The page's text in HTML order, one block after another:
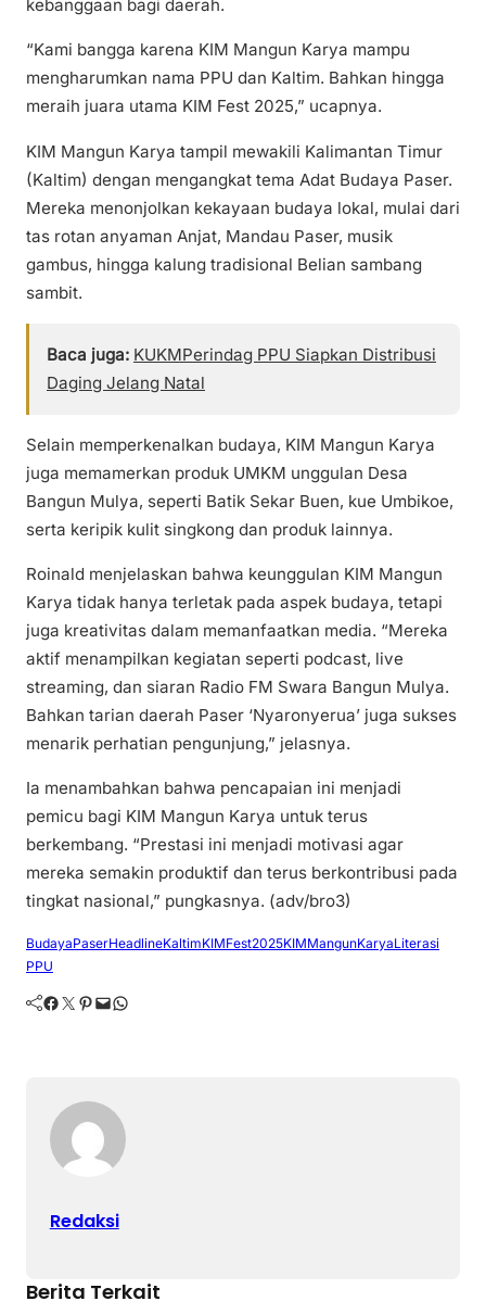
kebanggaan bagi daerah.
“Kami bangga karena KIM Mangun Karya mampu
mengharumkan nama PPU dan Kaltim. Bahkan hingga
meraih juara utama KIM Fest 2025,” ucapnya.
KIM Mangun Karya tampil mewakili Kalimantan Timur
(Kaltim) dengan mengangkat tema Adat Budaya Paser.
Mereka menonjolkan kekayaan budaya lokal, mulai dari
tas rotan anyaman Anjat, Mandau Paser, musik
gambus, hingga kalung tradisional Belian sambang
sambit.
Baca juga: KUKMPerindag PPU Siapkan Distribusi
Daging Jelang Natal
Selain memperkenalkan budaya, KIM Mangun Karya
juga memamerkan produk UMKM unggulan Desa
Bangun Mulya, seperti Batik Sekar Buen, kue Umbikoe,
serta keripik kulit singkong dan produk lainnya.
Roinald menjelaskan bahwa keunggulan KIM Mangun
Karya tidak hanya terletak pada aspek budaya, tetapi
juga kreativitas dalam memanfaatkan media. “Mereka
aktif menampilkan kegiatan seperti podcast, live
streaming, dan siaran Radio FM Swara Bangun Mulya.
Bahkan tarian daerah Paser ‘Nyaronyerua’ juga sukses
menarik perhatian pengunjung,” jelasnya.
Ia menambahkan bahwa pencapaian ini menjadi
pemicu bagi KIM Mangun Karya untuk terus
berkembang. “Prestasi ini menjadi motivasi agar
mereka semakin produktif dan terus berkontribusi pada
tingkat nasional,” pungkasnya. (adv/bro3)
BudayaPaserHeadlineKaltimKIMFest2025KIMMangunKaryaLiterasi
PPU
Facebook Twitter Pinterest Mail WhatsApp
Redaksi
Berita Terkait